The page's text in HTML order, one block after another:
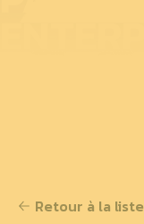
Retour à la liste